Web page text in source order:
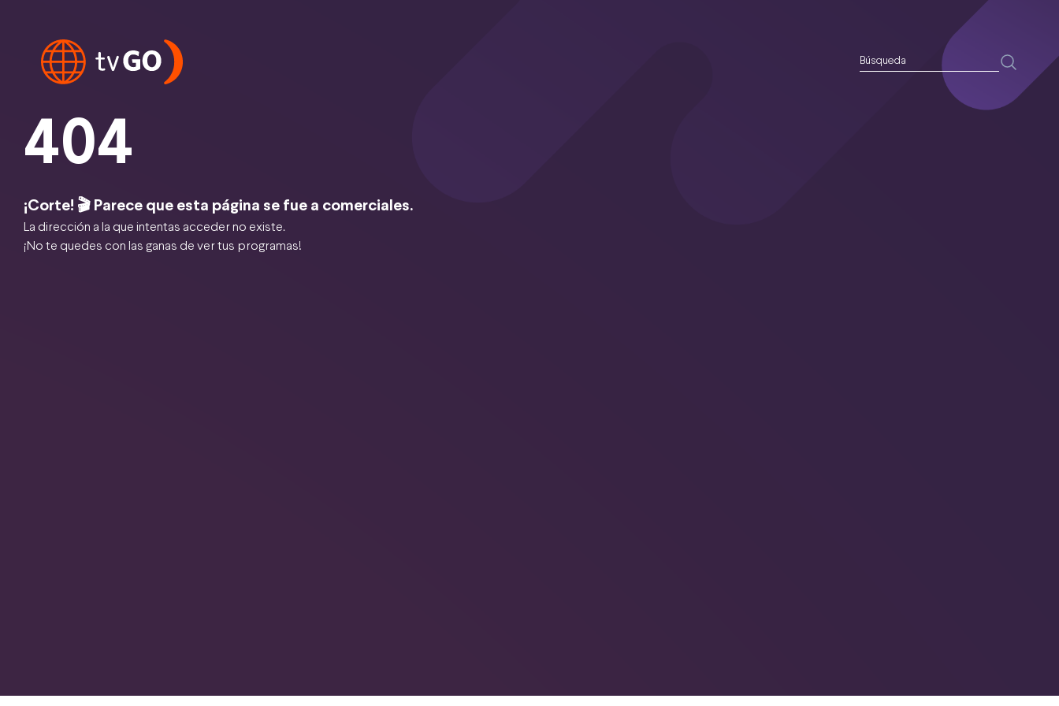
404
¡Corte! 🎬 Parece que esta página se fue a comerciales.
La dirección a la que intentas acceder no existe.
¡No te quedes con las ganas de ver tus programas!